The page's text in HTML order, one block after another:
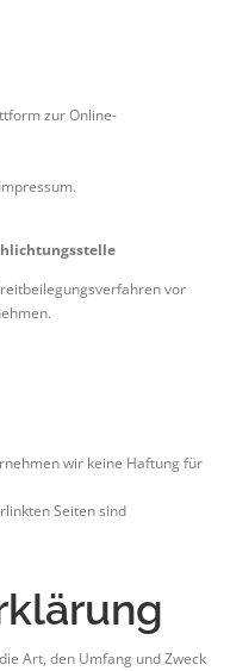
zur Online-
vor
wir keine Haftung für
Seiten sind
Art, den Umfang und Zweck